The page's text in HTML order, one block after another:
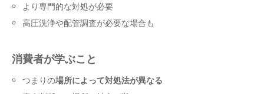
より専門的な対処が必要
高圧洗浄や配管調査が必要な場合も
消費者が学ぶこと
つまりの場所によって対処法が異なる